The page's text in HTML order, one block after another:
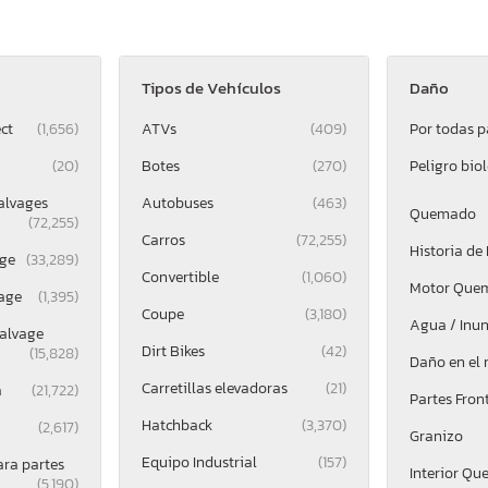
(1,656)
(20)
(72,255)
(33,289)
(1,395)
(15,828)
(21,722)
(2,617)
partes
Tipos de Vehículos
ATVs
(409)
Botes
(270)
Autobuses
(463)
Carros
(72,255)
Convertible
(1,060)
Coupe
(3,180)
Dirt Bikes
(42)
Carretillas elevadoras
(21)
Hatchback
(3,370)
Equipo Industrial
(157)
Daño
Por todas
Peligro
Quemado
Historia de
Motor
Agua /
Daño en el
Partes
Granizo
Interior